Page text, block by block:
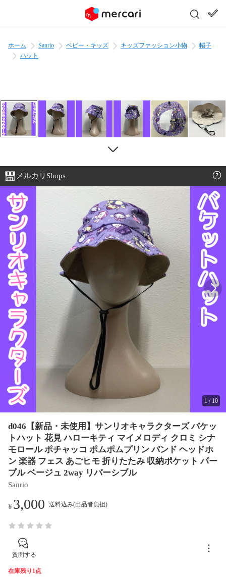
ホーム Sanrio ベビー・キッズ キッズファッション小物
帽子
ハット
メルカリShops
1 / 10
d046【新品・未使用】サンリオキャラクターズ バケッ
トハット 花見 ハローキティ マイメロディ クロミ シナ
モロール ポチャッコ ポムポムプリン バンド ヘッドホ
ン 楽器 フェス あごヒモ 折りたたみ 収納ポケット パー
プル ベージュ 2way リバーシブル
Sanrio
¥3,000 送料込み(出品者負担)
質問する
在庫残り1点